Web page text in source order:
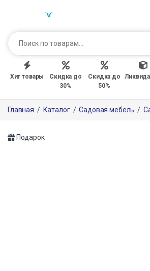
Хит товары
Скидка до
30%
Скидка до
50%
Главная / Каталог / Садовая мебель /
Подарок